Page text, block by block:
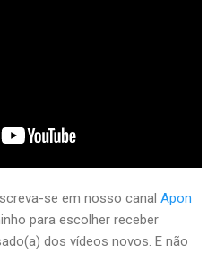
se em nosso canal Apon
para escolher receber
dos vídeos novos. E não